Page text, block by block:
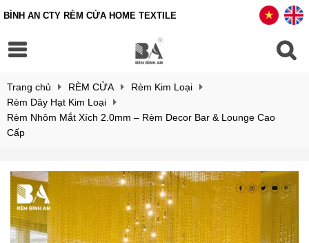
BÌNH AN CTY RÈM CỬA HOME TEXTILE
Trang chủ RÈM CỬA
Rèm Kim Loại
Rèm Dây Hạt Kim Loại
Rèm Nhôm Mắt Xích 2.0mm – Rèm Decor Bar & Lounge Cao
Cấp